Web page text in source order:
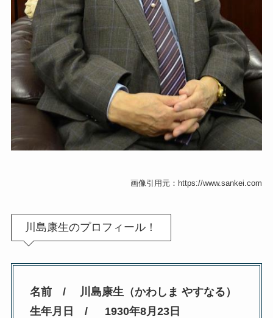
画像引用元：https://www.sankei.com
川島康生のプロフィール！
名前 / 川島康生（かわしま やすなる）
生年月日 / 1930年8月23日